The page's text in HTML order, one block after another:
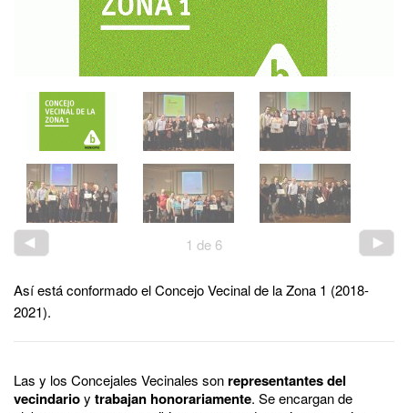
1 de 6
Así está conformado el Concejo Vecinal de la Zona 1 (2018-
2021).
Las y los Concejales Vecinales son representantes del
vecindarioy trabajan honorariamente. Se encargan de